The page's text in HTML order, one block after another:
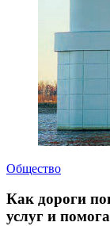
Общество
Как дороги
услуг и